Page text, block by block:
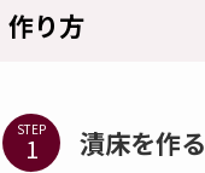
作り方
STEP 漬床を作る